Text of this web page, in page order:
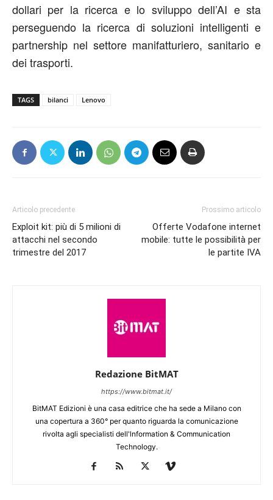
dollari per la ricerca e lo sviluppo dell’AI e sta
perseguendo la ricerca di soluzioni intelligenti e
partnership nel settore manifatturiero, sanitario e
dei trasporti.
TAGS bilanci Lenovo
Articolo precedente
Exploit kit: più di 5 milioni di
attacchi nel secondo
trimestre del 2017
Prossimo articolo
Offerte Vodafone internet
mobile: tutte le possibilità per
le partite IVA
Redazione BitMAT
https://www.bitmat.it/
BitMAT Edizioni è una casa editrice che ha sede a Milano con
una copertura a 360° per quanto riguarda la comunicazione
rivolta agli specialisti dell'lnformation & Communication
Technology.